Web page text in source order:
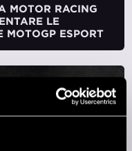
MOTOR RACING
LE
MOTOGP ESPORT